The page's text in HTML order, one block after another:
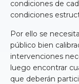
condiciones de
condiciones
Por ello se
público bien
intervenciones
luego encontrar
que deberán